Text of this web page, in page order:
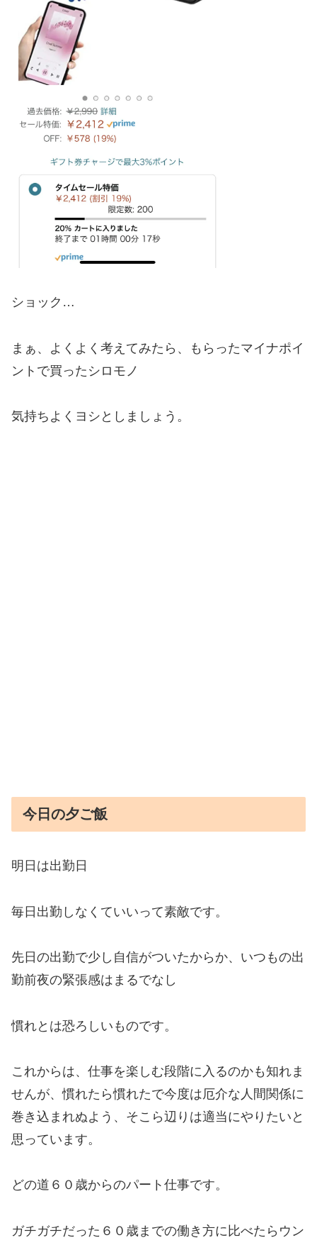
ショック…
まぁ、よくよく考えてみたら、もらったマイナポイ
ントで買ったシロモノ
気持ちよくヨシとしましょう。
今日の夕ご飯
明日は出勤日
毎日出勤しなくていいって素敵です。
先日の出勤で少し自信がついたからか、いつもの出
勤前夜の緊張感はまるでなし
慣れとは恐ろしいものです。
これからは、仕事を楽しむ段階に入るのかも知れま
せんが、慣れたら慣れたで今度は厄介な人間関係に
巻き込まれぬよう、そこら辺りは適当にやりたいと
思っています。
どの道６０歳からのパート仕事です。
ガチガチだった６０歳までの働き方に比べたらウン